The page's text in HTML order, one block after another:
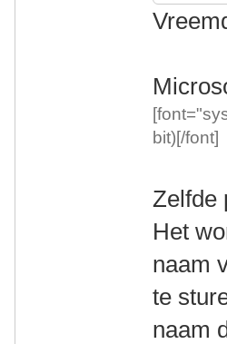
bit)[/font]
Zelfde
Het
naam
te
naam